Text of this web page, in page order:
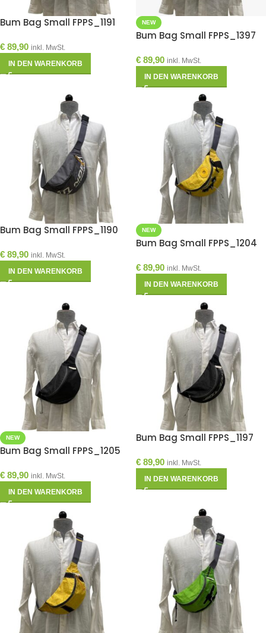
Bum Bag Small FPPS_1191
€ 89,90 inkl. MwSt.
IN DEN WARENKORB
NEW
Bum Bag Small FPPS_1397
€ 89,90 inkl. MwSt.
IN DEN WARENKORB
Bum Bag Small FPPS_1190
€ 89,90 inkl. MwSt.
IN DEN WARENKORB
NEW
Bum Bag Small FPPS_1204
€ 89,90 inkl. MwSt.
IN DEN WARENKORB
NEW
Bum Bag Small FPPS_1205
€ 89,90 inkl. MwSt.
IN DEN WARENKORB
Bum Bag Small FPPS_1197
€ 89,90 inkl. MwSt.
IN DEN WARENKORB